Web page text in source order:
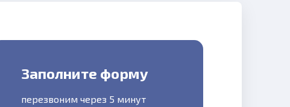
Заполните форму
перезвоним через 5 минут